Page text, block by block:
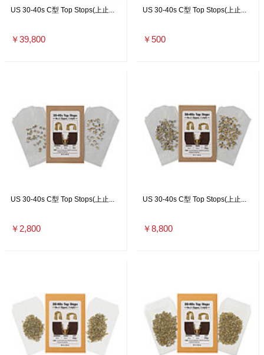
US 30-40s C型 Top Stops(上止...
￥39,800
US 30-40s C型 Top Stops(上止...
￥500
US 30-40s C型 Top Stops(上止...
￥2,800
US 30-40s C型 Top Stops(上止...
￥8,800